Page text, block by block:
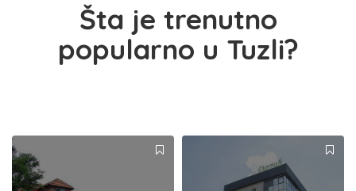
Šta je trenutno
popularno u Tuzli?